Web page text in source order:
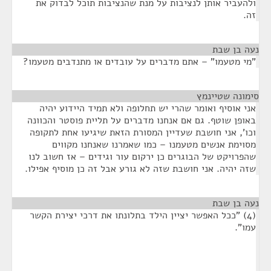
ולהעביר אותן לנציבות על מנת שהנציבות תוכל לבדוק את
זה.
נעה בן שבת
"מי מטעמו" – אתם מדברים על עובדים או מתנדבים מטעמו?
סימונה שטיינמץ
אני אוסיף ואומר שהרי יש תחלופה ולא תמיד היידוע יהיה
באופן שוטף. גם אם אנחנו מדברים על תליית פוסטר והכוונה
וכו', אני חושבת שעדיין המסורת הזאת שיגיעו אחת לתקופה
מסוימת אנשים מטעמנו – כמו שאמרנו שאנחנו מקווים
שהפרויקט של הבוגרים כן ירקום עור וגידים – אז חשוב לנו
שזה יהיה. אני חושבת שזה לא גורע אבל זה כן מוסיף אפילו.
נעה בן שבת
(4) "ככל האפשר יציין הילד בתלונתו את דרכי יצירת הקשר
עמו".